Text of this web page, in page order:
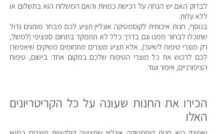
לבדוק האם יש הנחה על רכישת כמויות והאם המשלוח הוא בתשלום או
ללא עלות.
בנוסף, חנות איכותית לקוסמטיקה אונליין תציע לכם מבחר מותגים גדול
שתוכלו לבחור ממנו וגם בדרך כלל לא תתמקד בתחום ספציפי (למשל,
רק מוצרי טיפוח לשיער), אלא תציע מוצרים מתחומים משיקים שיאפשרו
לכם לרכוש את כל מוצרי הטיפוח שלכם במקום אחד: בישום, טיפוח
הציפורניים, איפור ועוד.
הכירו את החנות שעונה על כל הקריטריונים
האלו